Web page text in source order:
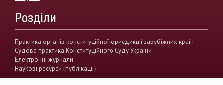
Вища кваліфікаційна комісії суддів
Вищий антикорупційний суд України
верховенство права
Розділи
Практика органів конституційної юрисдикції зарубіжних країн
Судова практика Конституційного Суду України
Електронні журнали
Наукові ресурси (публікації)